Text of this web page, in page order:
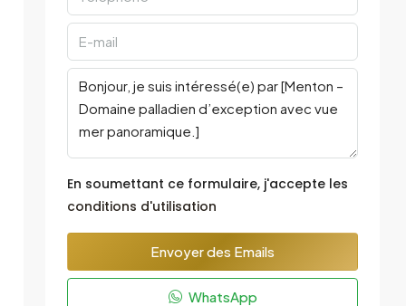
En soumettant ce formulaire, j'accepte les
conditions d'utilisation
Envoyer des Emails
WhatsApp